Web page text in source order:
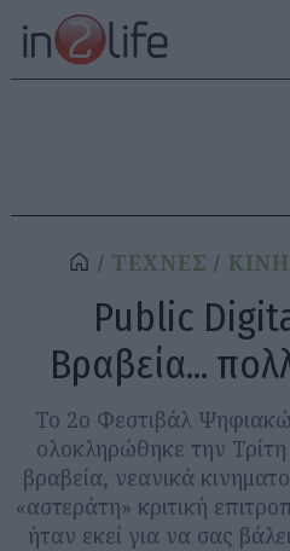
ΤΕΧΝΕΣ
Public
Βραβεία...
Το 2ο Φεστιβάλ
ολοκληρώθηκε την
βραβεία, νεανικά
«αστεράτη» κριτική
ήταν εκεί για να σας